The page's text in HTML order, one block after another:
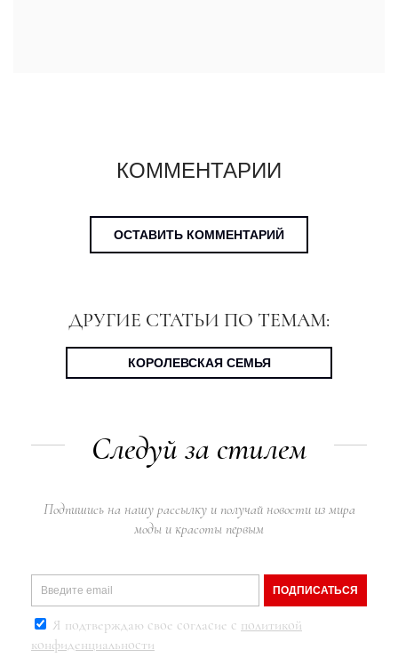
КОММЕНТАРИИ
ОСТАВИТЬ КОММЕНТАРИЙ
ДРУГИЕ СТАТЬИ ПО ТЕМАМ:
КОРОЛЕВСКАЯ СЕМЬЯ
Следуй за стилем
Подпишись на нашу рассылку и получай новости из мира
моды и красоты первым
ПОДПИСАТЬСЯ
Я подтверждаю свое согласие с политикой
конфиденциальности